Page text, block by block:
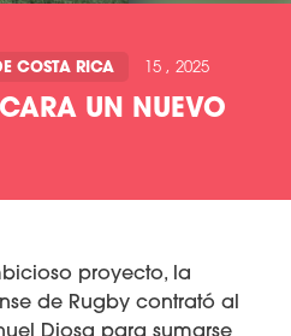
COSTA RICA 15 , 2025
UN NUEVO
proyecto, la
de Rugby contrató al